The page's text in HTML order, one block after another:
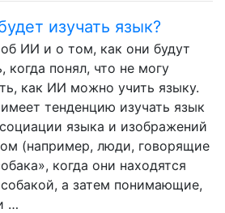
изучать язык?
ИИ и о том, как они будут
когда понял, что не могу
как ИИ можно учить языку.
тенденцию изучать язык
языка и изображений
(например, люди, говорящие
когда они находятся
а затем понимающие,
…